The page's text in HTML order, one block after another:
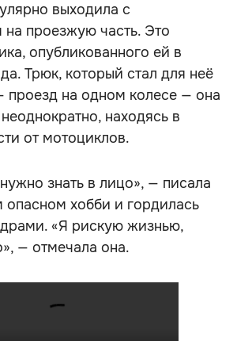
выходила с
проезжую часть. Это
опубликованного ей в
Трюк, который стал для неё
проезд на одном колесе — она
находясь в
от мотоциклов.
знать в лицо», — писала
опасном хобби и гордилась
«Я рискую жизнью,
— отмечала она.